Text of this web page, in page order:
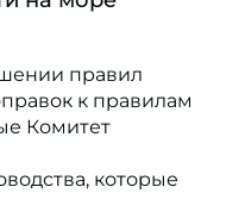
правил
к правилам
Комитет
которые